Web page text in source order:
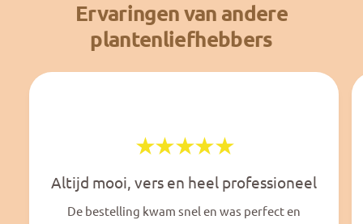
Ervaringen van andere
plantenliefhebbers
Altijd mooi, vers en heel professioneel
De bestelling kwam snel en was perfect en